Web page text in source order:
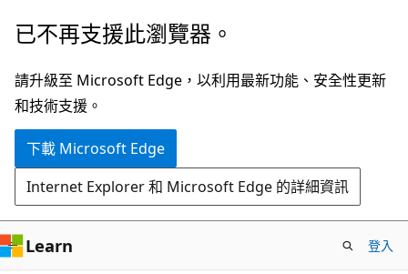
跳
主
要
內
已不再支援此瀏覽器。
請升級至 Microsoft Edge，以利用最新功能、安全性更新
和技術支援。
下載 Microsoft Edge
Internet Explorer 和 Microsoft Edge 的詳細資訊
Learn 登入